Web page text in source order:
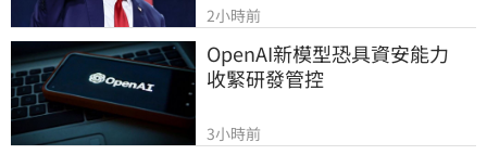
2小時前
OpenAI新模型恐具資安能力
收緊研發管控
3小時前